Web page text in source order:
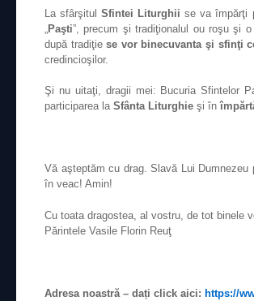
La sfârşitulSfintei Liturghii se va împărţi
Paşti”, precum şi tradiţionalul ou roşu şi
după tradiţiese vor binecuvanta şi sfinţi
credincioşilor.
Şi nu uitaţi, dragii mei: Bucuria Sfintelor
participarea la Sfânta Liturghie şi în
Vă aşteptăm cu drag. Slavă Lui
în veac! Amin!
Cu toata dragostea, al vostru, de tot binele
Părintele Vasile Florin Reuţ
Adresa noastră – dați click aici: https://